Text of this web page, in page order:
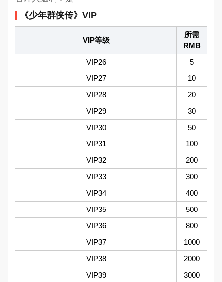
《少年群侠传》VIP
VIP等级
所需
RMB
VIP26
5
VIP27
10
VIP28
20
VIP29
30
VIP30
50
VIP31
100
VIP32
200
VIP33
300
VIP34
400
VIP35
500
VIP36
800
VIP37
1000
VIP38
2000
VIP39
3000